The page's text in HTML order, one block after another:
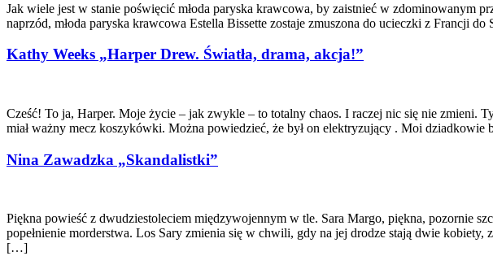
Jak wiele jest w stanie poświęcić młoda paryska krawcowa, by zaistnieć w
naprzód, młoda paryska krawcowa Estella Bissette zostaje zmuszona do ucieczki z
Kathy Weeks „Harper Drew. Światła, drama, akcja!”
Cześć! To ja, Harper. Moje życie – jak zwykle – to totalny chaos. I raczej nic się nie zmieni.
miał ważny mecz koszykówki. Można powiedzieć, że był on elektryzujący . Moi
Nina Zawadzka „Skandalistki”
Piękna powieść z dwudziestoleciem międzywojennym w tle. Sara Margo, piękna, pozornie
popełnienie morderstwa. Los Sary zmienia się w chwili, gdy na jej drodze stają dwie
[…]